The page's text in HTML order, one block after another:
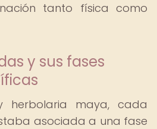
tanto física como
y sus fases
herbolaria maya, cada
asociada a una fase